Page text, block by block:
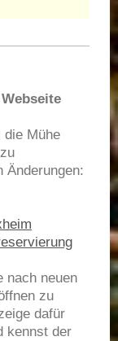
Mühe
Änderungen:
nach neuen
zu
dafür
kennst der